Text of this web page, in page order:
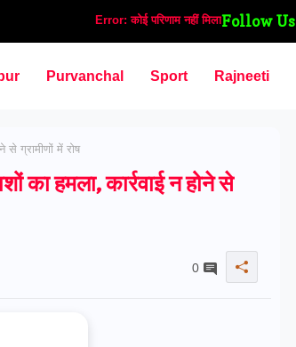
Error: कोई परिणाम नहीं मिलाFollow Us
Purvanchal Sport Rajneeti
ग्रामीणों में रोष
हमला, कार्रवाई न होने से
0